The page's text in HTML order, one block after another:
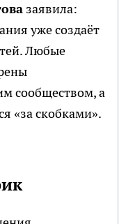
заявила:
уже создаёт
Любые
сообществом, а
«за скобками».